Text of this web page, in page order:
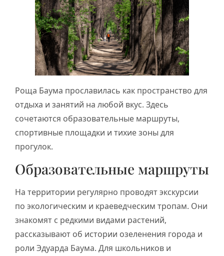
Роща Баума прославилась как пространство для
отдыха и занятий на любой вкус. Здесь
сочетаются образовательные маршруты,
спортивные площадки и тихие зоны для
прогулок.
Образовательные маршруты
На территории регулярно проводят экскурсии
по экологическим и краеведческим тропам. Они
знакомят с редкими видами растений,
рассказывают об истории озеленения города и
роли Эдуарда Баума. Для школьников и